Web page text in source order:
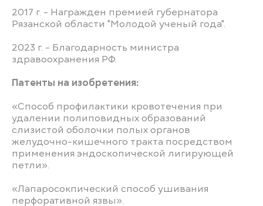
2017 г. - Награжден премией губернатора
Рязанской области "Молодой ученый года".
2023 г. - Благодарность министра
здравоохранения РФ.
Патенты на изобретения:
«Способ профилактики кровотечения при
удалении полиповидных образований
слизистой оболочки полых органов
желудочно-кишечного тракта посредством
применения эндоскопической лигирующей
петли».
«Лапаросокпический способ ушивания
перфоративной язвы».